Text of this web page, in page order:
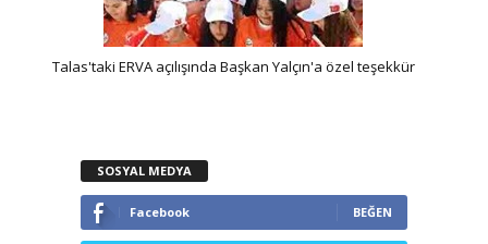
Talas'taki ERVA açılışında Başkan Yalçın'a özel teşekkür
SOSYAL MEDYA
Facebook BEĞEN